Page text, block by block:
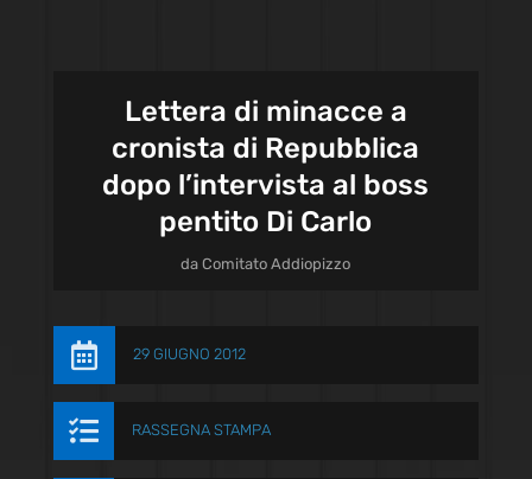
Lettera di minacce a
cronista di Repubblica
dopo l’intervista al boss
pentito Di Carlo
daComitato Addiopizzo
 29 GIUGNO 2012
 RASSEGNA STAMPA